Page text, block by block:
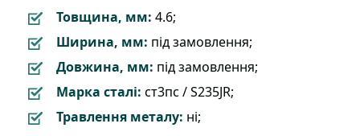
Товщина, мм: 4.6;
Ширина, мм: під замовлення;
Довжина, мм: під замовлення;
Марка сталі: ст3пс / S235JR;
Травлення металу: ні;